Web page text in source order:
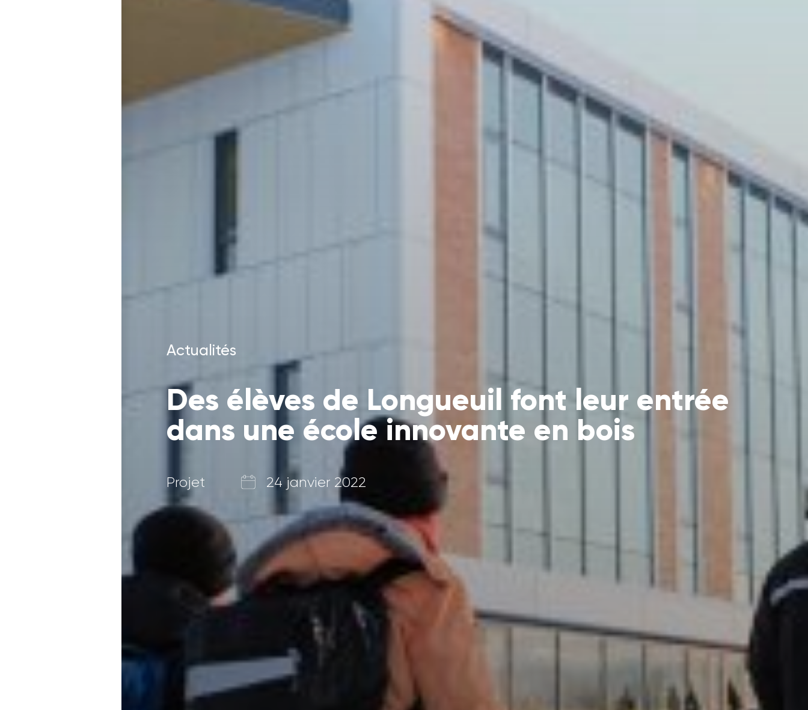
Actualités
Des élèves de Longueuil font leur entrée
dans une école innovante en bois
Projet 24 janvier 2022